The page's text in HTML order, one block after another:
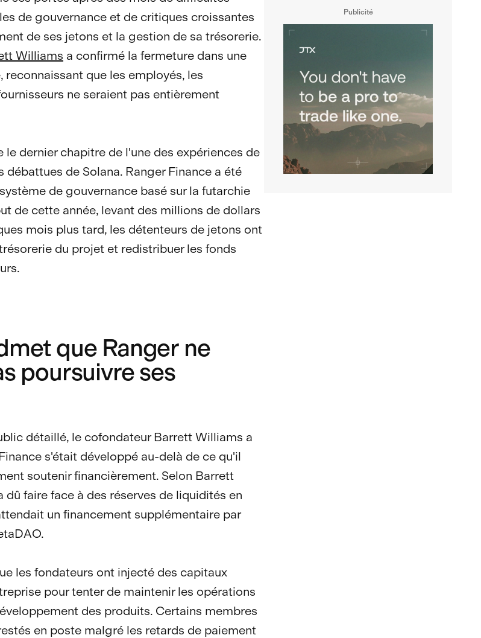
de gouvernance et de critiques croissantes
de ses jetons et la gestion de sa trésorerie.
Williams a confirmé la fermeture dans une
que les employés, les
ne seraient pas entièrement
le dernier chapitre de l'une des expériences de
débattues de Solana. Ranger Finance a été
de gouvernance basé sur la futarchie
de cette année, levant des millions de dollars
mois plus tard, les détenteurs de jetons ont
du projet et redistribuer les fonds
que Ranger ne
poursuivre ses
détaillé, le cofondateur Barrett Williams a
s'était développé au-delà de ce qu'il
soutenir financièrement. Selon Barrett
dû faire face à des réserves de liquidités en
un financement supplémentaire par
les fondateurs ont injecté des capitaux
pour tenter de maintenir les opérations
des produits. Certains membres
en poste malgré les retards de paiement
Publicité